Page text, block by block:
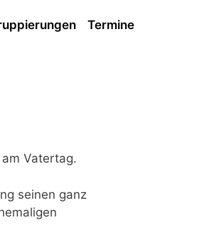
Termine
Vatertag.
seinen ganz